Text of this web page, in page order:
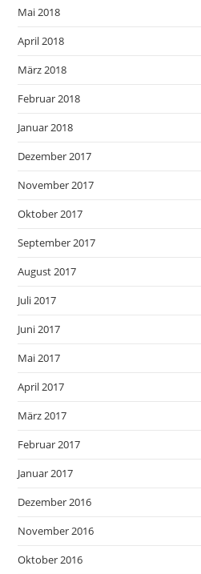
Mai 2018
April 2018
März 2018
Februar 2018
Januar 2018
Dezember 2017
November 2017
Oktober 2017
September 2017
August 2017
Juli 2017
Juni 2017
Mai 2017
April 2017
März 2017
Februar 2017
Januar 2017
Dezember 2016
November 2016
Oktober 2016